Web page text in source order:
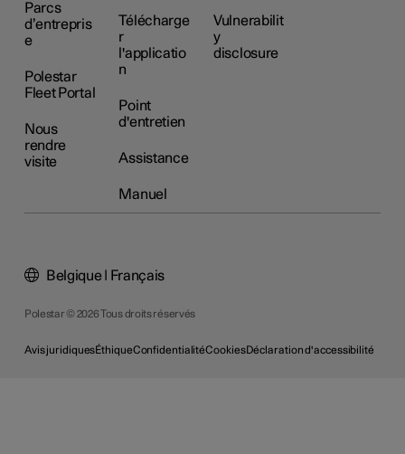
Parcs
d’entrepris
e
Polestar
Fleet Portal
Nous
rendre
visite
Télécharge
r
l'applicatio
n
Point
d'entretien
Assistance
Manuel
Vulnerabilit
y
disclosure
Polestar © 2026 Tous droits réservés
Avis juridiquesÉthiqueConfidentialitéCookiesDéclaration d'accessibilité
Belgique | Français